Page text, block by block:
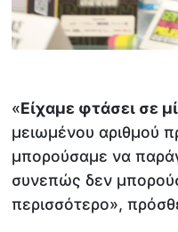
«Είχαμε φτάσει σε
μειωμένου αριθμού
μπορούσαμε να
συνεπώς δεν
περισσότερο»,